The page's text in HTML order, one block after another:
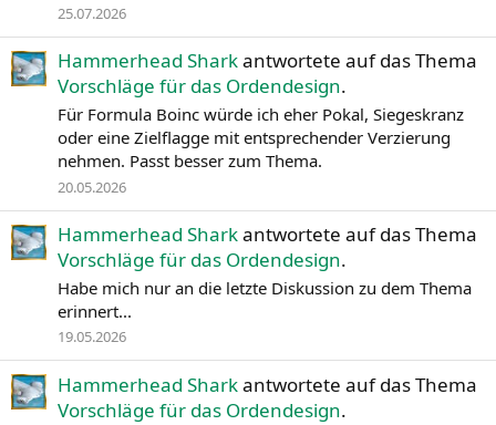
25.07.2026
Hammerhead Sharkantwortete auf das Thema
Vorschläge für das Ordendesign.
Für Formula Boinc würde ich eher Pokal, Siegeskranz
oder eine Zielflagge mit entsprechender Verzierung
nehmen. Passt besser zum Thema.
20.05.2026
Hammerhead Sharkantwortete auf das Thema
Vorschläge für das Ordendesign.
Habe mich nur an die letzte Diskussion zu dem Thema
erinnert...
19.05.2026
Hammerhead Sharkantwortete auf das Thema
Vorschläge für das Ordendesign.